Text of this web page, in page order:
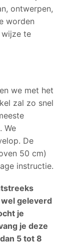
ontwerpen,
worden
te
we met het
zal zo snel
We
De
50 cm)
instructie.
geleverd
je
je deze
5 tot 8